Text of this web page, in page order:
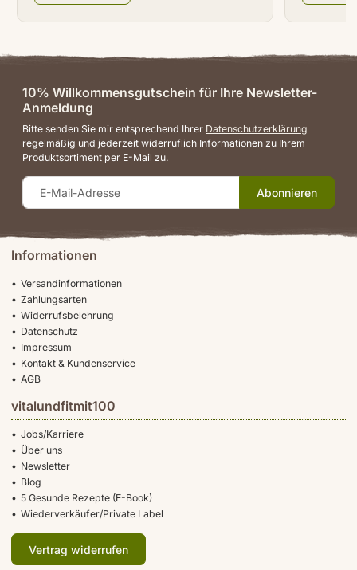
Informationen
Versandinformationen
Zahlungsarten
Widerrufsbelehrung
Datenschutz
Impressum
Kontakt & Kundenservice
AGB
vitalundfitmit100
Jobs/Karriere
Über uns
Newsletter
Blog
5 Gesunde Rezepte (E-Book)
Wiederverkäufer/Private Label
Vertrag widerrufen
10% Willkommensgutschein für Ihre Newsletter-
Anmeldung
Bitte senden Sie mir entsprechend Ihrer Datenschutzerklärung
regelmäßig und jederzeit widerruflich Informationen zu Ihrem
Produktsortiment per E-Mail zu.
Abonnieren